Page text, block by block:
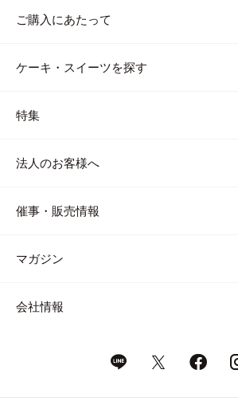
ご購入にあたって
ケーキ・スイーツを探す
特集
法人のお客様へ
催事・販売情報
マガジン
会社情報